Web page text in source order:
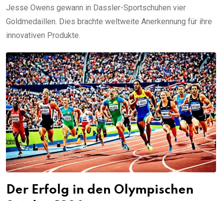
Jesse Owens gewann in Dassler-Sportschuhen vier
Goldmedaillen. Dies brachte weltweite Anerkennung für ihre
innovativen Produkte.
Der Erfolg in den Olympischen